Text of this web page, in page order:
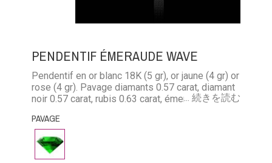
PENDENTIF ÉMERAUDE WAVE
Pendentif en or blanc 18K (5 gr), or jaune (4 gr) or
rose (4 gr). Pavage diamants 0.57 carat, diamant
noir 0.57 carat, rubis 0.63 carat, émeraude 0.48
bélière : 3.3 cm. Chaîne forçat limée 42 cm
... 続きを読む
PAVAGE
エ
メ